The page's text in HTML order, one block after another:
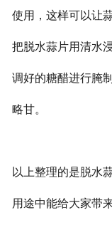
使用，这样可以让
把脱水蒜片用清水
调好的糖醋进行腌
略甘。
以上整理的是脱水
用途中能给大家带